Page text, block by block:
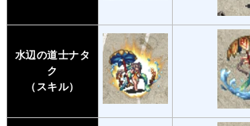
水辺の道士ナタ
ク
（スキル）